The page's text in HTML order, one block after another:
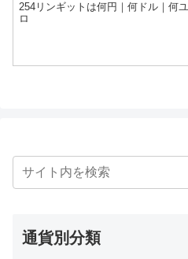
254リンギットは何円｜何ドル｜何
ロ
通貨別分類